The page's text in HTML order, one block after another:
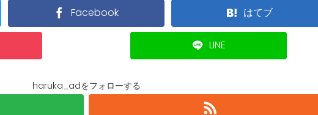
Facebook はてブ
LINE
haruka_adをフォローする